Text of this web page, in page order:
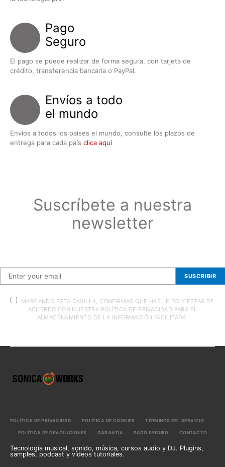
Pago
Seguro
El pago se puede realizar de forma segura, con tarjeta de
crédito, transferencia bancaria o PayPal.
Envíos a todo
el mundo
Envíos a todos los países el mundo, consulte los plazos de
entrega para cada país clica aquí
Suscríbete a nuestra
newsletter
SUSCRIBIR
MARCANDO ESTA CASILLA, CONFIRMAS QUE HAS LEÍDO Y ESTAS DE
ACUERDO CON NUESTRA POLÍTICA DE PRIVACIDAD PARA EL
ALMACENAMIENTO DE LA INFORMACIÓN FACILITADA.
POLÍTICA DE PRIVACIDAD POLÍTICA DE COOKIES TÉRMINOS DEL SERVICIO
POLÍTICA DE DEVOLUCIONES GARANTÍA PAGO SEGURO CONTACTO
Tecnología musical, sonido, música, cursos audio y DJ. Plugins,
samples, podcast y vídeos tutoriales.